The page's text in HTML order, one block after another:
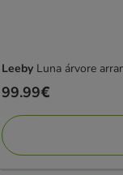
Leeby Luna árvore
Preço
99.99€
99.99€